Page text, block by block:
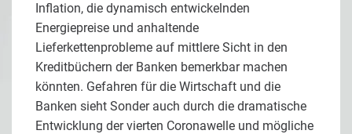
Inflation, die dynamisch entwickelnden
Energiepreise und anhaltende
Lieferkettenprobleme auf mittlere Sicht in den
Kreditbüchern der Banken bemerkbar machen
könnten. Gefahren für die Wirtschaft und die
Banken sieht Sonder auch durch die dramatische
Entwicklung der vierten Coronawelle und mögliche